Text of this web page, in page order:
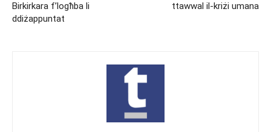
Birkirkara f’logħba li
ddiżappuntat
ttawwal il-kriżi umana